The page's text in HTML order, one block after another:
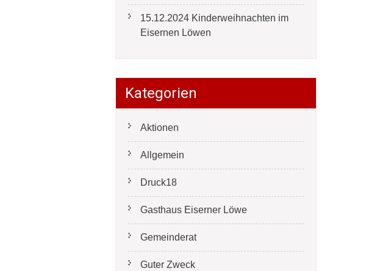
15.12.2024 Kinderweihnachten im
Eisernen Löwen
Kategorien
Aktionen
Allgemein
Druck18
Gasthaus Eiserner Löwe
Gemeinderat
Guter Zweck